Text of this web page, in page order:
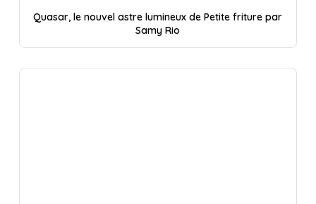
Quasar, le nouvel astre lumineux de Petite friture par
Samy Rio